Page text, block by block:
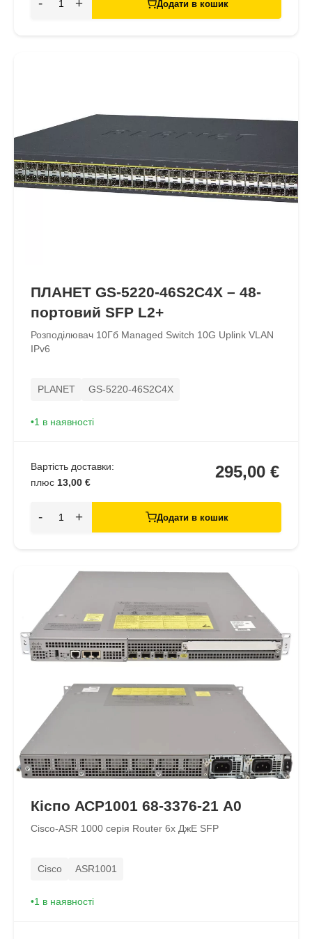
- + Додати в кошик
ПЛАНЕТ GS-5220-46S2C4X – 48-
портовий SFP L2+
Розподілювач 10Гб Managed Switch 10G Uplink VLAN
IPv6
PLANET GS-5220-46S2C4X
1 в наявності
Вартість доставки:
плюс 13,00 €
295,00 €
- + Додати в кошик
Кіспо АСР1001 68-3376-21 A0
Сisco-ASR 1000 серія Router 6x ДжЕ SFP
Cisco ASR1001
1 в наявності